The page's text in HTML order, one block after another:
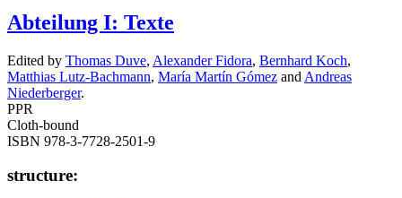
Abteilung I: Texte
Edited by Thomas Duve, Alexander Fidora, Bernhard Koch,
Matthias Lutz-Bachmann, María Martín Gómez and Andreas
Niederberger.
PPR
Cloth-bound
ISBN 978-3-7728-2501-9
structure: